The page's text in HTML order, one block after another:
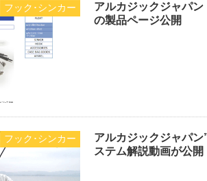
フック･シンカー
アルカジックジャパ
の製品ページ公開
フック･シンカー
アルカジックジャパ
ステム解説動画が公開